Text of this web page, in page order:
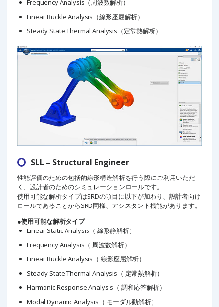
Frequency Analysis（周波数解析）
Linear Buckle Analysis（線形座屈解析）
Steady State Thermal Analysis（定常熱解析）
SLL – Structural Engineer
性能評価のための包括的線形構造解析を行う際にご利用いただ
く、設計者のためのシミュレーションロールです。
使用可能な解析タイプはSRDの項目に以下が加わり、設計者向け
ロールであることからSRD同様、アシスタント機能があります。
●使用可能な解析タイプ
Linear Static Analysis（ 線形静解析）
Frequency Analysis（ 周波数解析）
Linear Buckle Analysis（ 線形座屈解析）
Steady State Thermal Analysis（ 定常熱解析）
Harmonic Response Analysis（ 調和応答解析）
Modal Dynamic Analysis（ モーダル動解析）